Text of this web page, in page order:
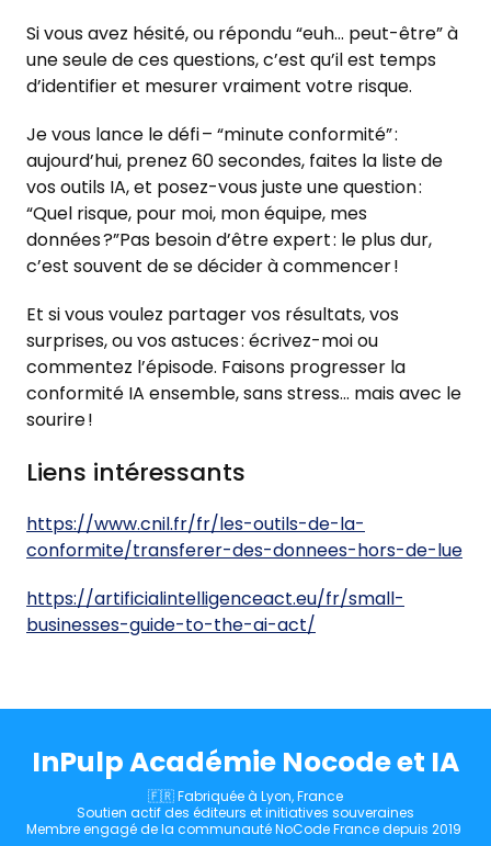
Si vous avez hésité, ou répondu “euh… peut-être” à
une seule de ces questions, c’est qu’il est temps
d’identifier et mesurer vraiment votre risque.
Je vous lance le défi – “minute conformité” :
aujourd’hui, prenez 60 secondes, faites la liste de
vos outils IA, et posez-vous juste une question :
“Quel risque, pour moi, mon équipe, mes
données ?”Pas besoin d’être expert : le plus dur,
c’est souvent de se décider à commencer !
Et si vous voulez partager vos résultats, vos
surprises, ou vos astuces : écrivez-moi ou
commentez l’épisode. Faisons progresser la
conformité IA ensemble, sans stress… mais avec le
sourire !
Liens intéressants
https://www.cnil.fr/fr/les-outils-de-la-
conformite/transferer-des-donnees-hors-de-lue
https://artificialintelligenceact.eu/fr/small-
businesses-guide-to-the-ai-act/
InPulp Académie Nocode et IA
🇫🇷 Fabriquée à Lyon, France
Soutien actif des éditeurs et initiatives souveraines
Membre engagé de la communauté NoCode France depuis 2019